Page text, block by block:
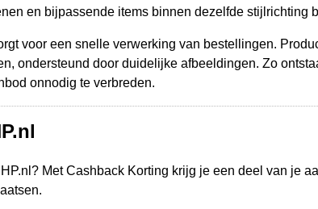
en bijpassende items binnen dezelfde stijlrichting
voor een snelle verwerking van bestellingen.
ondersteund door duidelijke afbeeldingen. Zo
onnodig te verbreden.
Met Cashback Korting krijg je een deel van je